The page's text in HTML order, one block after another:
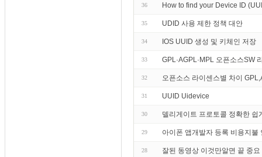
36 How to find your Device ID
35 UDID 사용 제한 정책 대안
34 IOS UUID 생성 및 키체인 저장
33 GPL·AGPL·MPL 오픈소스SW
32 오픈소스 라이센스별 차이
31 UUID Uidevice
30 델리게이트 프로토콜 정확한
29 아이폰 앱개발자 등록 비용지불
28 잘된 동영상 이것만알면 끝 중